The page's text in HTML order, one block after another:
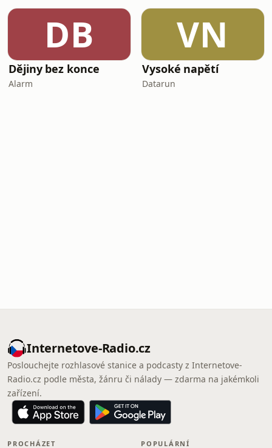
DB
Dějiny bez konce
Alarm
VN
Vysoké napětí
Datarun
Internetove-Radio.cz
Poslouchejte rozhlasové stanice a podcasty z Internetove-
Radio.cz podle města, žánru či nálady — zdarma na jakémkoli
zařízení.
PROCHÁZET POPULÁRNÍ